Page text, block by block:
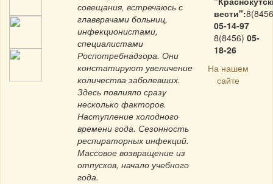
совещания, встречаюсь с
главврачами больниц,
инфекционистами,
специалистами
Роспотребнадзора. Они
констатируют увеличение
количества заболевших.
Здесь повлияло сразу
несколько факторов.
Наступление холодного
времени года. Сезонность
респираторных инфекций.
Массовое возвращение из
отпусков, начало учебного
года.
вести":
05-14-97
8(8456) 05-
18-26
На нашем
сайте